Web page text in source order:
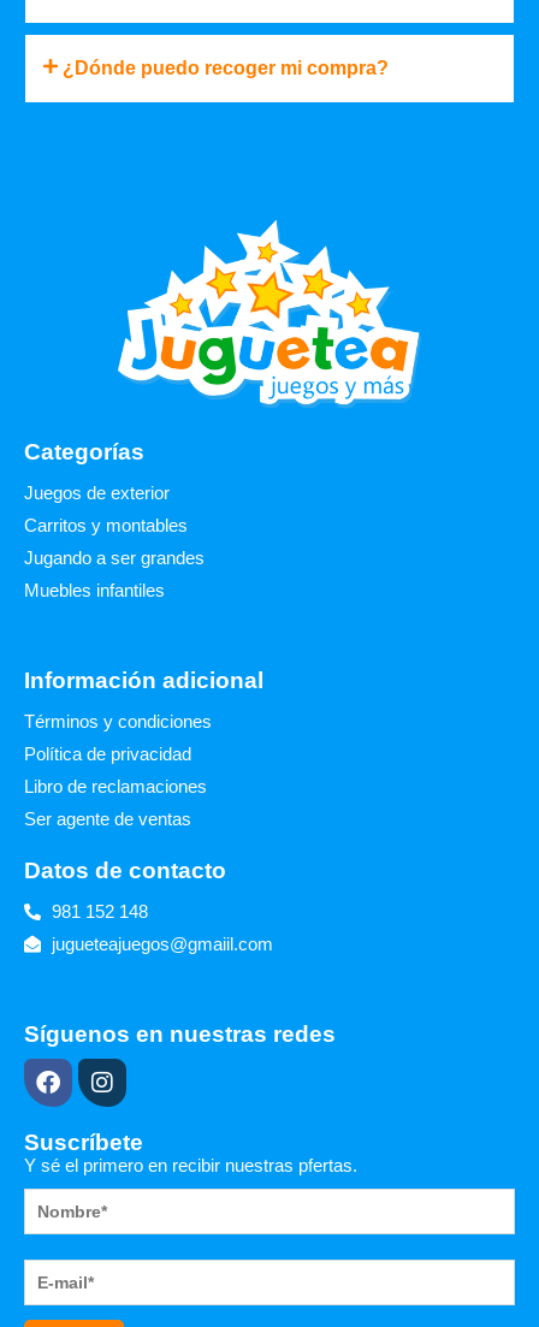
¿Dónde puedo recoger mi compra?
Categorías
Juegos de exterior
Carritos y montables
Jugando a ser grandes
Muebles infantiles
Información adicional
Términos y condiciones
Política de privacidad
Libro de reclamaciones
Ser agente de ventas
Datos de contacto
981 152 148
jugueteajuegos@gmaiil.com
Síguenos en nuestras redes
F
a
c
b
o
o
k
I
n
s
a
g
r
Suscríbete
Y sé el primero en recibir nuestras pfertas.